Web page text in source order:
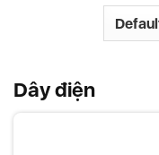
Dây điện